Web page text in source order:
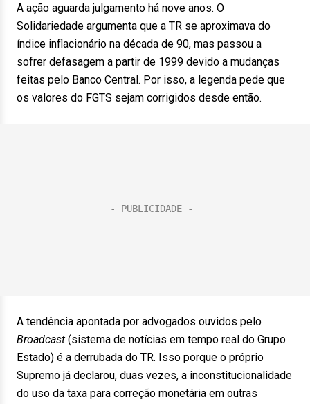
A ação aguarda julgamento há nove anos. O
Solidariedade argumenta que a TR se aproximava do
índice inflacionário na década de 90, mas passou a
sofrer defasagem a partir de 1999 devido a mudanças
feitas pelo Banco Central. Por isso, a legenda pede que
os valores do FGTS sejam corrigidos desde então.
A tendência apontada por advogados ouvidos pelo
Broadcast (sistema de notícias em tempo real do Grupo
Estado) é a derrubada do TR. Isso porque o próprio
Supremo já declarou, duas vezes, a inconstitucionalidade
do uso da taxa para correção monetária em outras